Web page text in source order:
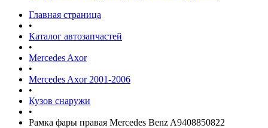
Главная страница
•
Каталог автозапчастей
•
Mercedes Axor
•
Mercedes Axor 2001-2006
•
Кузов снаружи
•
Рамка фары правая Mercedes Benz A9408850822